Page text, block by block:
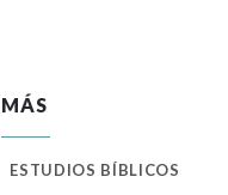
MÁS
ESTUDIOS BÍBLICOS